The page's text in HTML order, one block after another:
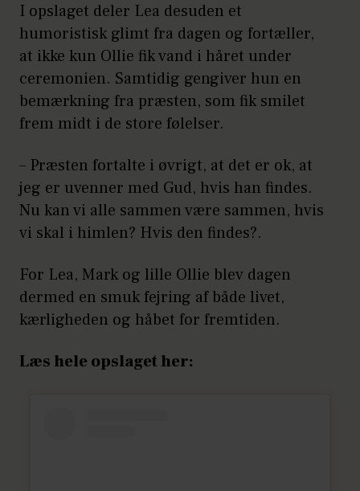
I opslaget deler Lea desuden et
humoristisk glimt fra dagen og fortæller,
at ikke kun Ollie fik vand i håret under
ceremonien. Samtidig gengiver hun en
bemærkning fra præsten, som fik smilet
frem midt i de store følelser.
– Præsten fortalte i øvrigt, at det er ok, at
jeg er uvenner med Gud, hvis han findes.
Nu kan vi alle sammen være sammen, hvis
vi skal i himlen? Hvis den findes?.
For Lea, Mark og lille Ollie blev dagen
dermed en smuk fejring af både livet,
kærligheden og håbet for fremtiden.
Læs hele opslaget her: